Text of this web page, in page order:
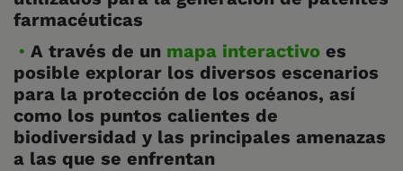
farmacéuticas
A través de un mapa interactivo es
posible explorar los diversos escenarios
para la protección de los océanos, así
como los puntos calientes de
biodiversidad y las principales amenazas
a las que se enfrentan